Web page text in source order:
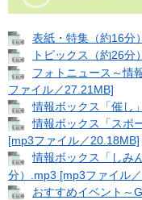
表紙・特集（約16分
トピックス（約26
フォトニュース～情
ファイル／27.21MB]
情報ボックス「催し
情報ボックス「スポ
[mp3ファイル／20.18MB]
情報ボックス「しみ
分）.mp3 [mp3ファイル
おすすめイベント～